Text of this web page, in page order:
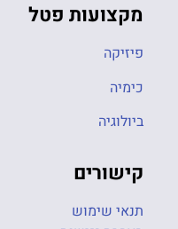
מקצועות פטל
פיזיקה
כימיה
ביולוגיה
קישורים
תנאי שימוש